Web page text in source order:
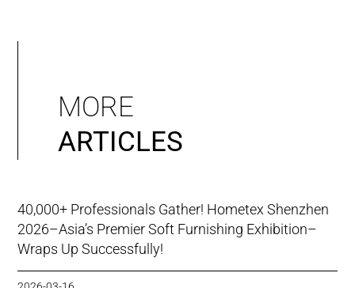
MORE
ARTICLES
40,000+ Professionals Gather! Hometex Shenzhen
2026–Asia’s Premier Soft Furnishing Exhibition–
Wraps Up Successfully!